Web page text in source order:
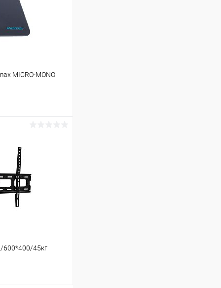
MICRO-MONO
В наличии (67)
600*400/45кг